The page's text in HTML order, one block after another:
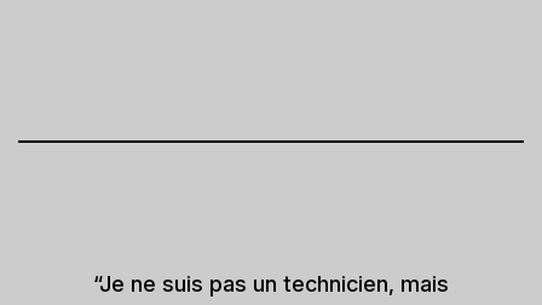
“Je ne suis pas un technicien, mais